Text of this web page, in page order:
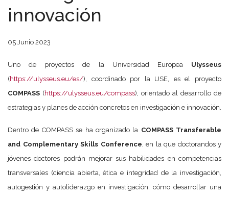
innovación
05 Junio 2023
Uno de proyectos de la Universidad Europea Ulysseus
(https://ulysseus.eu/es/), coordinado por la USE, es el proyecto
COMPASS (https://ulysseus.eu/compass), orientado al desarrollo de
estrategias y planes de acción concretos en investigación e innovación.
Dentro de COMPASS se ha organizado la COMPASS Transferable
and Complementary Skills Conference, en la que doctorandos y
jóvenes doctores podrán mejorar sus habilidades en competencias
transversales (ciencia abierta, ética e integridad de la investigación,
autogestión y autoliderazgo en investigación, cómo desarrollar una